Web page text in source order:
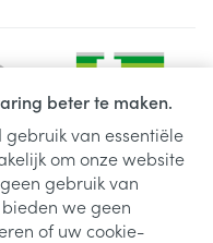
beter te maken.
van essentiële
om onze website
gebruik van
we geen
of uw cookie-